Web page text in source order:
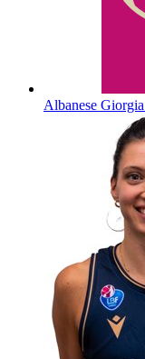
Albanese Giorgia